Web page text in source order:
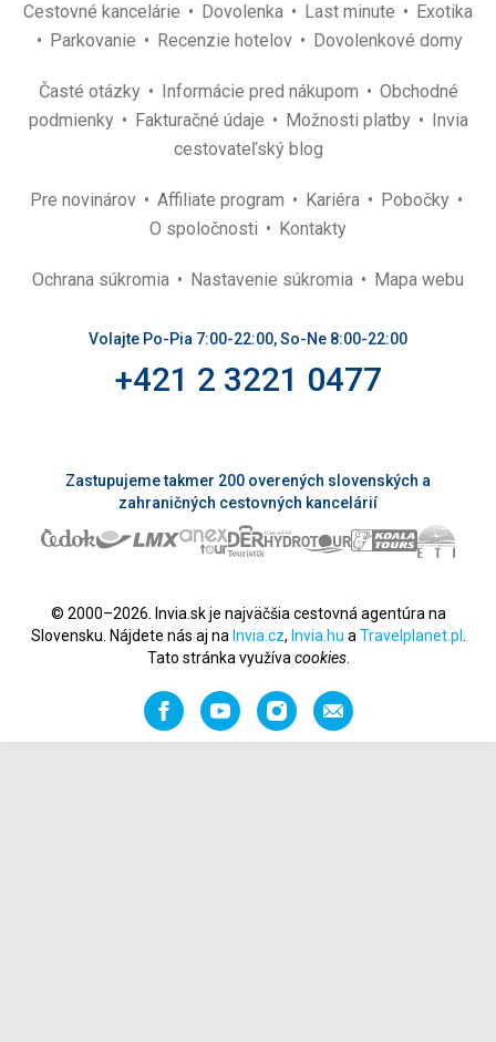
Cestovné kancelárie Dovolenka Last minute
Exotika
Parkovanie
Recenzie hotelov Dovolenkové domy
Časté otázky Informácie pred nákupom
Obchodné
podmienky
Fakturačné údaje Možnosti platby
Invia
cestovateľský blog
Pre novinárov Affiliate program Kariéra
Pobočky
O spoločnosti
Kontakty
Ochrana súkromia Nastavenie súkromia Mapa webu
Volajte Po-Pia 7:00-22:00, So-Ne 8:00-22:00
+421 2 3221 0477
Zastupujeme takmer 200 overených slovenských a
zahraničných cestovných kancelárií
© 2000–2026. Invia.sk je najväčšia cestovná agentúra na
Slovensku. Nájdete nás aj na Invia.cz, Invia.hu a Travelplanet.pl
Tato stránka využíva cookies.
FacebookYouTubeInstagramOdporučiť